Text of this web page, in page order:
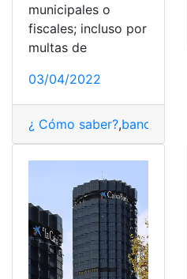
municipales o
fiscales; incluso por
multas de
03/04/2022
¿ Cómo saber?,bancaria